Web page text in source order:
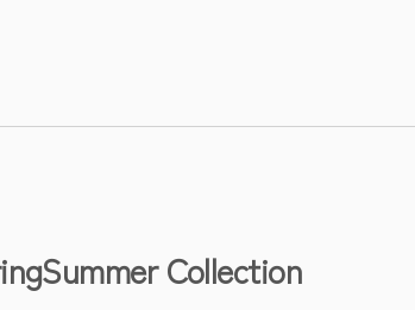
Collection